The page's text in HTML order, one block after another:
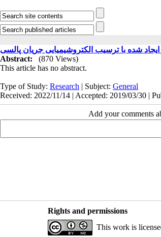
شده با ترسیب الکتروشیمیایی جریان پالسی
Abstract:
(870 Views)
This article has no abstract.
Type of Study: Research | Subject: General
Received: 2022/11/14 | Accepted: 2019/03/30 |
Add your comments
Rights and permissions
This work is